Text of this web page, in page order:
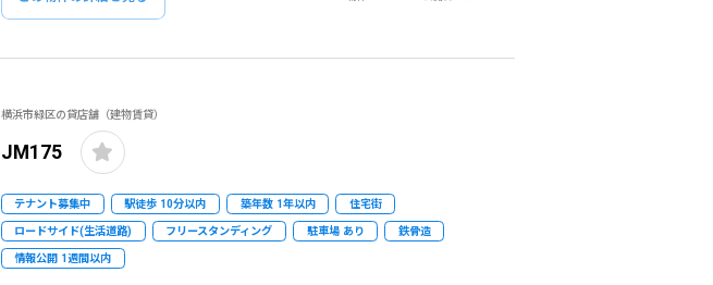
横浜市緑区の貸店舗（建物賃貸）
JM175
テナント募集中 駅徒歩 10分以内 築年数 1年以内 住宅街
ロードサイド(生活道路) フリースタンディング 駐車場 あり 鉄骨造
情報公開 1週間以内